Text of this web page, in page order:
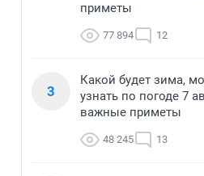
приметы
77 894 12
3
Какой будет зима,
узнать по погоде 7
важные приметы
48 245 13